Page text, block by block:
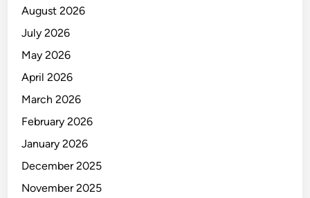
0
5
d
i
a
n
a
o
!
August 2026
July 2026
May 2026
April 2026
March 2026
February 2026
January 2026
December 2025
November 2025